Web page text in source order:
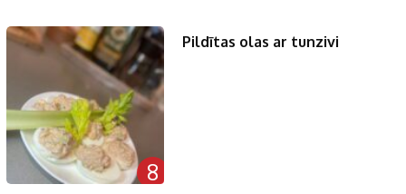
8
Pildītas olas ar tunzivi